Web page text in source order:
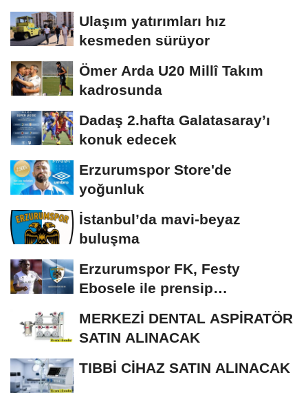
Ulaşım yatırımları hız
kesmeden sürüyor
Ömer Arda U20 Millî Takım
kadrosunda
Dadaş 2.hafta Galatasaray’ı
konuk edecek
Erzurumspor Store'de
yoğunluk
İstanbul’da mavi-beyaz
buluşma
Erzurumspor FK, Festy
Ebosele ile prensip
anlaşmasına vardı
MERKEZİ DENTAL ASPİRATÖR
SATIN ALINACAK
TIBBİ CİHAZ SATIN ALINACAK